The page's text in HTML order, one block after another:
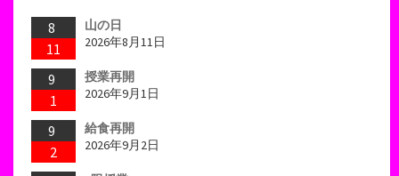
8
11
山の日
2026年8月11日
9
1
授業再開
2026年9月1日
9
2
給食再開
2026年9月2日